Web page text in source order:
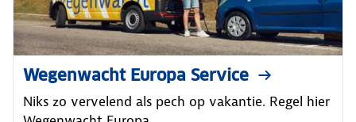
Wegenwacht Europa Service
Niks zo vervelend als pech op vakantie. Regel hier